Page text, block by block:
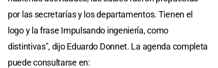
por las secretarías y los departamentos. Tienen el
logo y la frase Impulsando ingeniería, como
distintivas", dijo Eduardo Donnet. La agenda completa
puede consultarse en: